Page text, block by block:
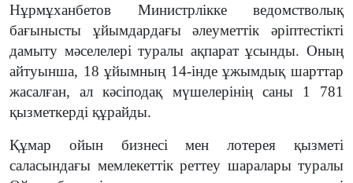
Нұрмұханбетов Министрлікке ведомстволық
бағынысты ұйымдардағы әлеуметтік әріптестікті
дамыту мәселелері туралы ақпарат ұсынды. Оның
айтуынша, 18 ұйымның 14-інде ұжымдық шарттар
жасалған, ал кәсіподақ мүшелерінің саны 1 781
қызметкерді құрайды.
Құмар ойын бизнесі мен лотерея қызметі
саласындағы мемлекеттік реттеу шаралары туралы